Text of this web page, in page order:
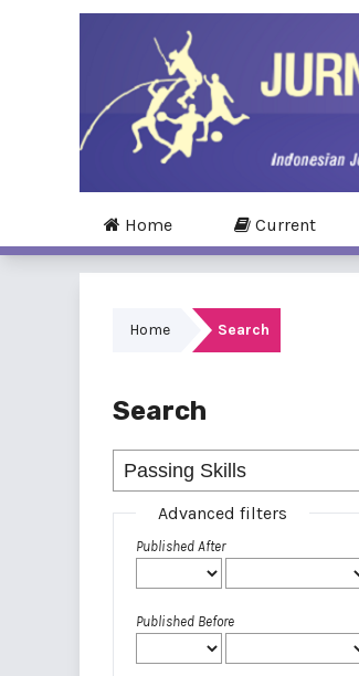
Home Current
Home Search
Search
Advanced filters
Published After
Published Before